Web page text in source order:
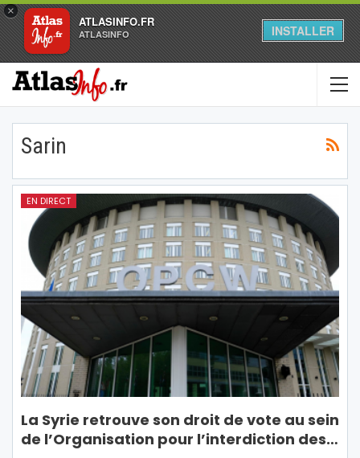
×
ATLASINFO.FR
ATLASINFO INSTALLER
Sarin
EN DIRECT
La Syrie retrouve son droit de vote au sein
de l’Organisation pour l’interdiction des…